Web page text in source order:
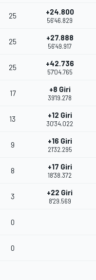
25 +24.800
56'46.829
25 +27.888
56'49.917
25 +42.736
57'04.765
17 +8 Giri
39'19.278
13 +12 Giri
30'34.022
9 +16 Giri
21'32.295
8 +17 Giri
18'38.372
3 +22 Giri
8'29.569
0
0